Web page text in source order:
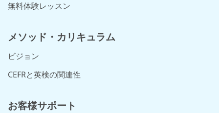
無料体験レッスン
メソッド・カリキュラム
ビジョン
CEFRと英検の関連性
お客様サポート